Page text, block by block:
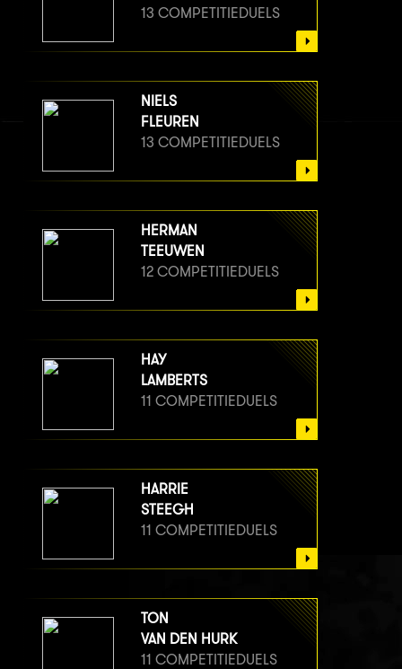
13 COMPETITIEDUELS
NIELS
FLEUREN
13 COMPETITIEDUELS
HERMAN
TEEUWEN
12 COMPETITIEDUELS
HAY
LAMBERTS
11 COMPETITIEDUELS
HARRIE
STEEGH
11 COMPETITIEDUELS
TON
VAN DEN HURK
11 COMPETITIEDUELS